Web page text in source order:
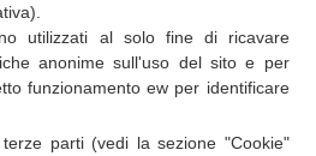
utilizzati al solo fine di ricavare
anonime sull'uso del sito e per
funzionamento ew per identificare
parti (vedi la sezione "Cookie"